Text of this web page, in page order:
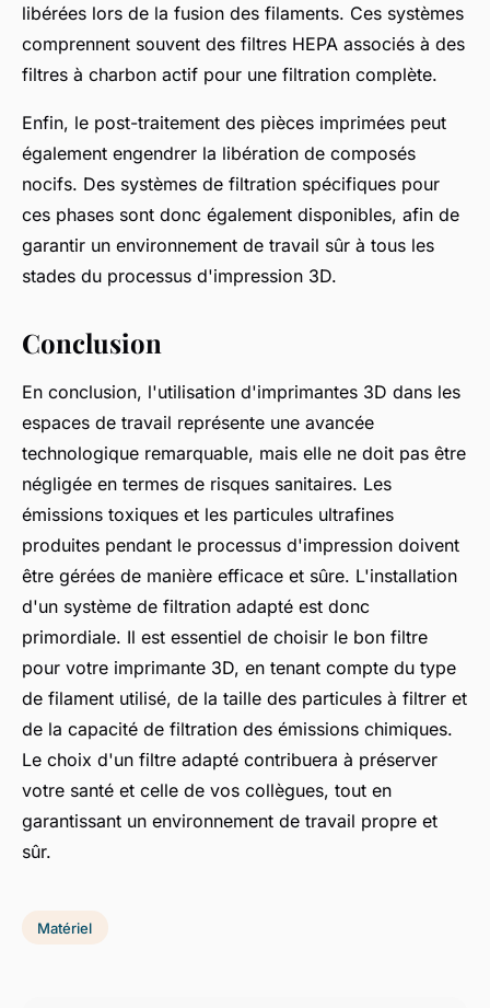
libérées lors de la fusion des filaments. Ces systèmes
comprennent souvent des filtres HEPA associés à des
filtres à charbon actif pour une filtration complète.
Enfin, le post-traitement des pièces imprimées peut
également engendrer la libération de composés
nocifs. Des systèmes de filtration spécifiques pour
ces phases sont donc également disponibles, afin de
garantir un environnement de travail sûr à tous les
stades du processus d'impression 3D.
Conclusion
En conclusion, l'utilisation d'imprimantes 3D dans les
espaces de travail représente une avancée
technologique remarquable, mais elle ne doit pas être
négligée en termes de risques sanitaires. Les
émissions toxiques et les particules ultrafines
produites pendant le processus d'impression doivent
être gérées de manière efficace et sûre. L'installation
d'un système de filtration adapté est donc
primordiale. Il est essentiel de choisir le bon filtre
pour votre imprimante 3D, en tenant compte du type
de filament utilisé, de la taille des particules à filtrer et
de la capacité de filtration des émissions chimiques.
Le choix d'un filtre adapté contribuera à préserver
votre santé et celle de vos collègues, tout en
garantissant un environnement de travail propre et
sûr.
Matériel